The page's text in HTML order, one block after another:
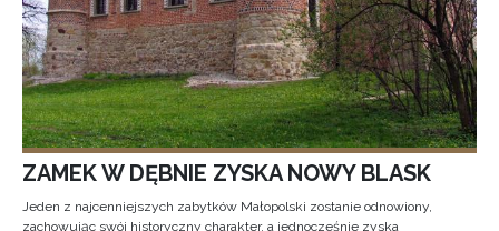
ZAMEK W DĘBNIE ZYSKA NOWY BLASK
Jeden z najcenniejszych zabytków Małopolski zostanie odnowiony,
zachowując swój historyczny charakter, a jednocześnie zyska